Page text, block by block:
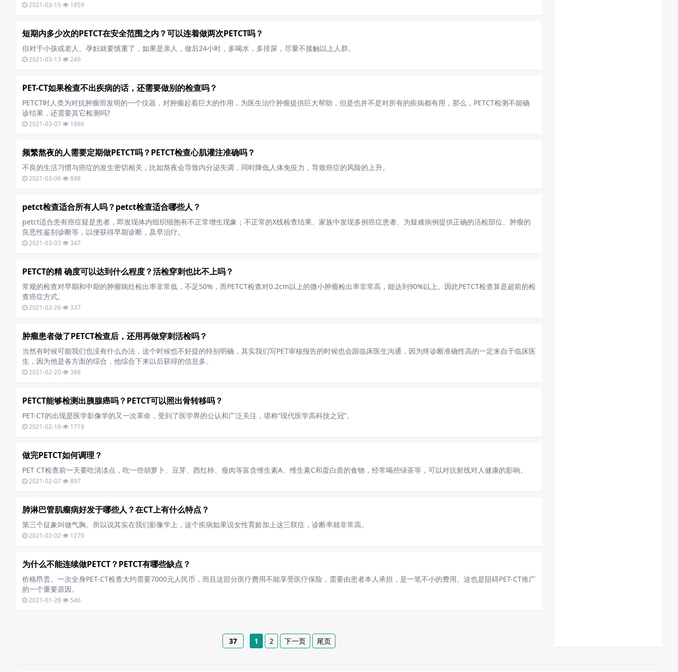
2021-03-15 1859
短期内多少次的PETCT在安全范围之内？可以连着做两次PETCT吗？
但对于小孩或老人、孕妇就要慎重了，如果是亲人，做后24小时，多喝水，多排尿，尽量不接触以上人群。
2021-03-13 249
PET-CT如果检查不出疾病的话，还需要做别的检查吗？
PETCT时人类为对抗肿瘤而发明的一个仪器，对肿瘤起着巨大的作用，为医生治疗肿瘤提供巨大帮助，但是也并不是对所有的疾病都有用，那么，PETCT检测不能确
诊结果，还需要其它检测吗?
2021-03-07 1886
频繁熬夜的人需要定期做PETCT吗？PETCT检查心肌灌注准确吗？
不良的生活习惯与癌症的发生密切相关，比如熬夜会导致内分泌失调，同时降低人体免疫力，导致癌症的风险的上升。
2021-03-06 898
petct检查适合所有人吗？petct检查适合哪些人？
petct适合患有癌症疑是患者，即发现体内组织细胞有不正常增生现象；不正常的X线检查结果、家族中发现多例癌症患者、为疑难病例提供正确的活检部位、肿瘤的
良恶性鉴别诊断等，以便获得早期诊断，及早治疗。
2021-03-03 347
PETCT的精 确度可以达到什么程度？活检穿刺也比不上吗？
常规的检查对早期和中期的肿瘤病灶检出率非常低，不足50%，而PETCT检查对0.2cm以上的微小肿瘤检出率非常高，能达到90%以上。因此PETCT检查算是超前的检
查癌症方式。
2021-02-26 337
肿瘤患者做了PETCT检查后，还用再做穿刺活检吗？
当然有时候可能我们也没有什么办法，这个时候也不好提的特别明确，其实我们写PET审核报告的时候也会跟临床医生沟通，因为终诊断准确性高的一定来自于临床医
生，因为他是各方面的综合，他综合下来以后获得的信息多。
2021-02-20 388
PETCT能够检测出胰腺癌吗？PETCT可以照出骨转移吗？
PET-CT的出现是医学影像学的又一次革命，受到了医学界的公认和广泛关注，堪称“现代医学高科技之冠”。
2021-02-16 1719
做完PETCT如何调理？
PET CT检查前一天要吃清淡点，吃一些胡萝卜、豆芽、西红柿、瘦肉等富含维生素A、维生素C和蛋白质的食物，经常喝些绿茶等，可以对抗射线对人健康的影响。
2021-02-07 897
肺淋巴管肌瘤病好发于哪些人？在CT上有什么特点？
第三个征象叫做气胸。所以说其实在我们影像学上，这个疾病如果说女性育龄加上这三联症，诊断率就非常高。
2021-02-02 1270
为什么不能连续做PETCT？PETCT有哪些缺点？
价格昂贵。一次全身PET-CT检查大约需要7000元人民币，而且这部分医疗费用不能享受医疗保险，需要由患者本人承担，是一笔不小的费用。这也是阻碍PET-CT推广
的一个重要原因。
2021-01-28 546
37 1 2 下一页 尾页